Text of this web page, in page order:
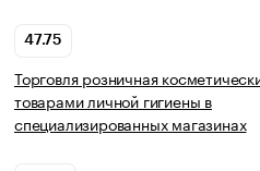
47.75
Торговля розничная
товарами личной гигиены в
специализированных магазинах